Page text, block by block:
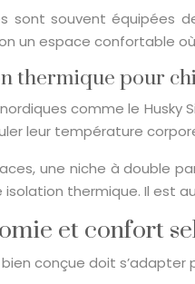
sont souvent équipées
un espace confortable
thermique pour
comme le Husky
leur température
une niche à double
isolation thermique. Il est
et confort
conçue doit